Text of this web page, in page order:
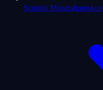
Scorpio Monatshoroskop